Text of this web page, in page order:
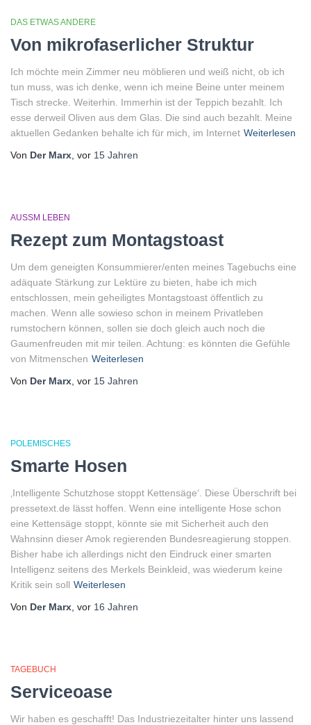
DAS ETWAS ANDERE
Von mikrofaserlicher Struktur
Ich möchte mein Zimmer neu möblieren und weiß nicht, ob ich
tun muss, was ich denke, wenn ich meine Beine unter meinem
Tisch strecke. Weiterhin. Immerhin ist der Teppich bezahlt. Ich
esse derweil Oliven aus dem Glas. Die sind auch bezahlt. Meine
aktuellen Gedanken behalte ich für mich, im Internet Weiterlesen
Von Der Marx , vor 15 Jahren
AUSSM LEBEN
Rezept zum Montagstoast
Um dem geneigten Konsummierer/enten meines Tagebuchs eine
adäquate Stärkung zur Lektüre zu bieten, habe ich mich
entschlossen, mein geheiligtes Montagstoast öffentlich zu
machen. Wenn alle sowieso schon in meinem Privatleben
rumstochern können, sollen sie doch gleich auch noch die
Gaumenfreuden mit mir teilen. Achtung: es könnten die Gefühle
von Mitmenschen Weiterlesen
Von Der Marx , vor 15 Jahren
POLEMISCHES
Smarte Hosen
‚Intelligente Schutzhose stoppt Kettensäge‘. Diese Überschrift bei
pressetext.de lässt hoffen. Wenn eine intelligente Hose schon
eine Kettensäge stoppt, könnte sie mit Sicherheit auch den
Wahnsinn dieser Amok regierenden Bundesreagierung stoppen.
Bisher habe ich allerdings nicht den Eindruck einer smarten
Intelligenz seitens des Merkels Beinkleid, was wiederum keine
Kritik sein soll Weiterlesen
Von Der Marx , vor 16 Jahren
TAGEBUCH
Serviceoase
Wir haben es geschafft! Das Industriezeitalter hinter uns lassend